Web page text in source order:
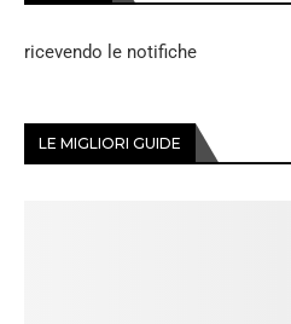
ricevendo le notifiche
LE MIGLIORI GUIDE